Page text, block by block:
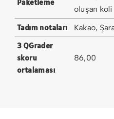
oluşan koli
Tadım notaları Kakao,
3 QGrader
skoru
ortalaması
86,00